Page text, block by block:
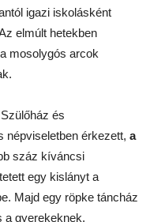
igazi iskolásként
elmúlt hetekben
mosolygós arcok
és
népviseletben érkezett, a
száz kíváncsi
egy kislányt a
Majd egy röpke táncház
a gyerekeknek.